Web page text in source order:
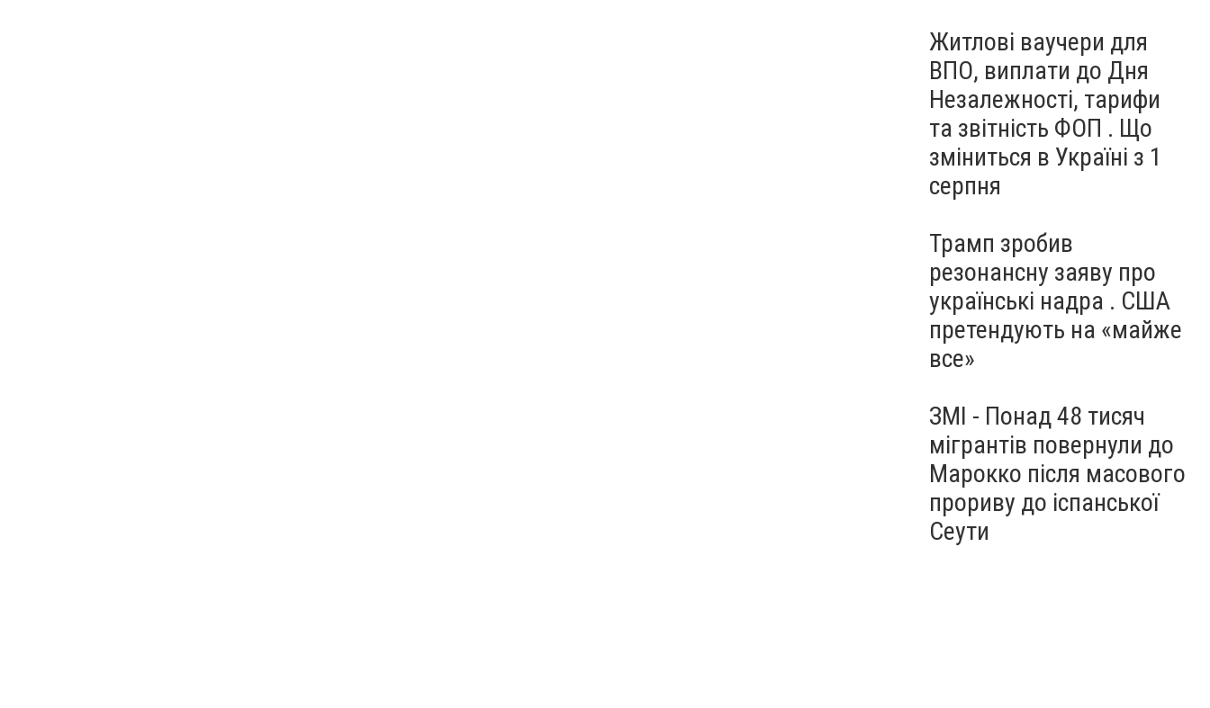
Житлові ваучери для
ВПО, виплати до Дня
Незалежності, тарифи
та звітність ФОП . Що
зміниться в Україні з 1
серпня
Трамп зробив
резонансну заяву про
українські надра . США
претендують на «майже
все»
ЗМІ - Понад 48 тисяч
мігрантів повернули до
Марокко після масового
прориву до іспанської
Сеути